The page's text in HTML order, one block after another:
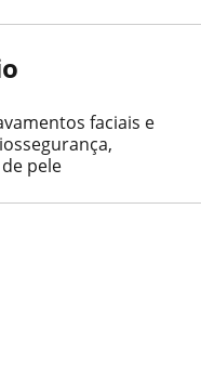
faciais e
pele